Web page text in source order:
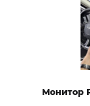
Монитор